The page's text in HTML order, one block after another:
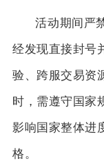
活动期间严
经发现直接封号
验、跨服交易资
时，需遵守国家
影响国家整体进
格。